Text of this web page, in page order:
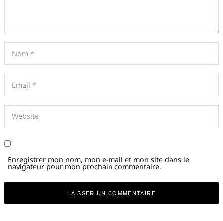
Enregistrer mon nom, mon e-mail et mon site dans le
navigateur pour mon prochain commentaire.